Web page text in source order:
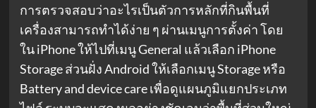
การตรวจสอบว่าอะไรเป็นตัวการหลักที่กินพื้นที่
เครื่องสามารถทำได้ง่าย ๆ ผ่านเมนูการตั้งค่า โดย
ใน iPhone ให้ไปที่เมนู General แล้วเลือก iPhone
Storage ส่วนฝั่ง Android ให้เลือกเมนู Storage หรือ
Battery and device care เพื่อดูแผนภูมิแยกประเภท